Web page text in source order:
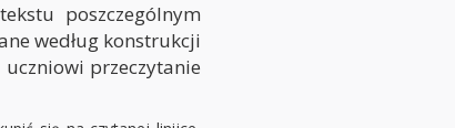
poszczególnym
według konstrukcji
przeczytanie